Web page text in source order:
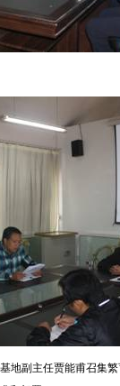
地副主任贾能甫召集